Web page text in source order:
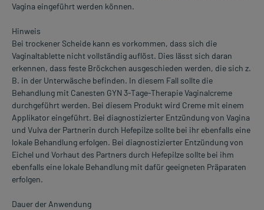
Vagina eingeführt werden können.
Hinweis
Bei trockener Scheide kann es vorkommen, dass sich die
Vaginaltablette nicht vollständig auflöst. Dies lässt sich daran
erkennen, dass feste Bröckchen ausgeschieden werden, die sich z.
B. in der Unterwäsche befinden. In diesem Fall sollte die
Behandlung mit Canesten GYN 3-Tage-Therapie Vaginalcreme
durchgeführt werden. Bei diesem Produkt wird Creme mit einem
Applikator eingeführt. Bei diagnostizierter Entzündung von Vagina
und Vulva der Partnerin durch Hefepilze sollte bei ihr ebenfalls eine
lokale Behandlung erfolgen. Bei diagnostizierter Entzündung von
Eichel und Vorhaut des Partners durch Hefepilze sollte bei ihm
ebenfalls eine lokale Behandlung mit dafür geeigneten Präparaten
erfolgen.
Dauer der Anwendung